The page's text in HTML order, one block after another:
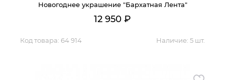
Новогоднее украшение "Бархатная Лента"
12 950 ₽
Код товара: 64 914 Наличие: 5 шт.